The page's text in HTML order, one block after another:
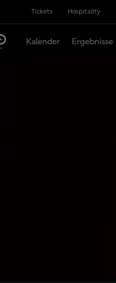
Tickets Hospitality
Kalender Ergebnisse